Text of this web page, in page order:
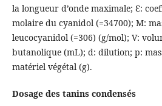
la longueur d’onde maximale; Ɛ:
molaire du cyanidol (=34700); M:
leucocyanidol (=306) (g/mol); V:
butanolique (mL); d: dilution; p:
matériel végétal (g).
Dosage des tanins condensés